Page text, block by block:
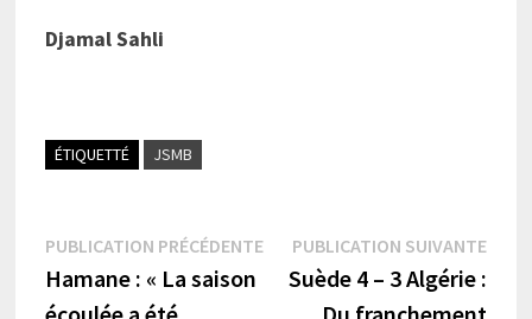
Djamal Sahli
ÉTIQUETTÉ JSMB
Navigation
de
PUBLICATION PRÉCÉDENTEPublication
précédente :
Hamane : « La saison
PUBLICATION SUIVANTE
Suède 4 – 3 Algérie :